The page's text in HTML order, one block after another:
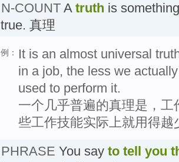
N-COUNT A truth is
true. 真理
例：
It is an almost universal
in a job, the less we
used to perform it.
一个几乎普遍的真理是，
些工作技能实际上就用得越
PHRASE You say to tell you